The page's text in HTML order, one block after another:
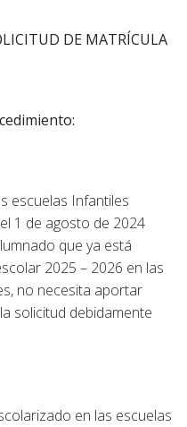
DE MATRÍCULA
escuelas Infantiles
1 de agosto de 2024
que ya está
2025 – 2026 en las
no necesita aportar
solicitud debidamente
en las escuelas